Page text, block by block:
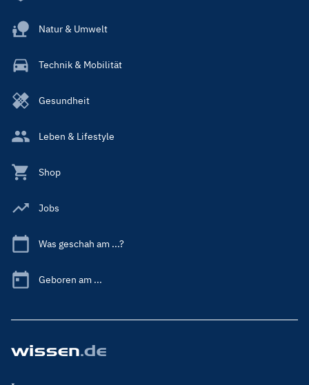
Natur & Umwelt
Technik & Mobilität
Gesundheit
Leben & Lifestyle
Shop
Jobs
Was geschah am ...?
Geboren am ...